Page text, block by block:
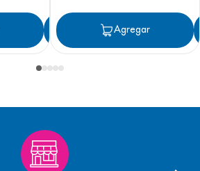
Agregar
Agregar